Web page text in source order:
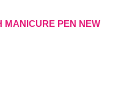
MANICURE PEN NEW